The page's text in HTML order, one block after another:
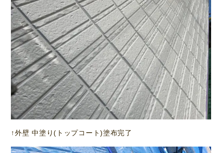
↑外壁 中塗り(トップコート)塗布完了